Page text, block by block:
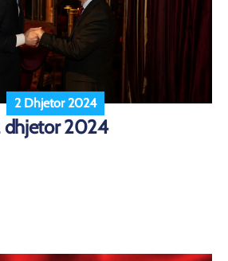
2 Dhjetor 2024
dhjetor 2024